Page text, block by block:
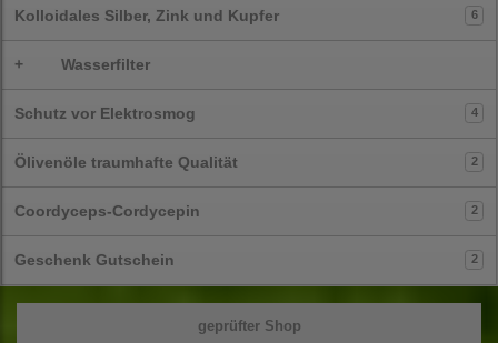
Kolloidales Silber, Zink und Kupfer 6
+ Wasserfilter
Schutz vor Elektrosmog 4
Ölivenöle traumhafte Qualität 2
Coordyceps-Cordycepin 2
Geschenk Gutschein 2
geprüfter Shop